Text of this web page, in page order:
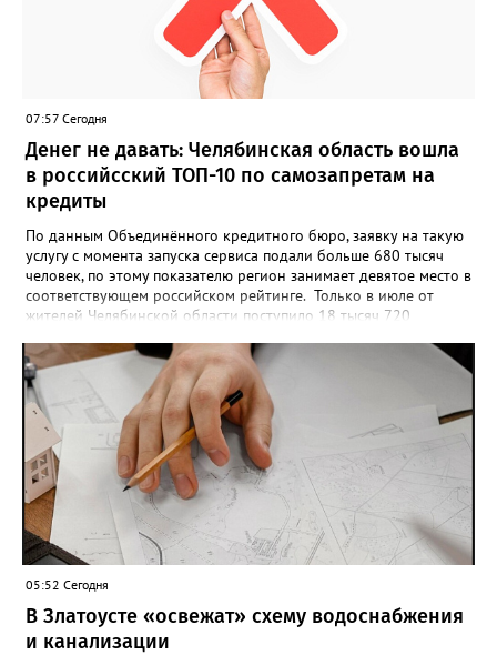
может быть семейной, а после модерации стать частью
визуального архива проекта. 20 участников обещают
пригласить на итоговую фотосессию в Москве. Персональную
«Карту улыбок», которую можно скачать, сохранить и
опубликовать в социальных сетях, отмечают в оргкомитете,
получат все, кто улыбнулся.
07:57 Сегодня
Денег не давать: Челябинская область вошла
в российсский ТОП-10 по самозапретам на
кредиты
По данным Объединённого кредитного бюро, заявку на такую
услугу с момента запуска сервиса подали больше 680 тысяч
человек, по этому показателю регион занимает девятое место в
соответствующем российском рейтинге. Только в июле от
жителей Челябинской области поступило 18 тысяч 720
снятие. В целом не давать им взаймы сегодня просят 543 с
лишним тысячи человек. Почти 89 тысяч за это время решили
запрет отозвать. При этом, утверждают аналитики бюро,
примерно каждый пятый из тех, кто установил самозапрет,
никогда кредиты не брал, столько же погасили долги недавно,
а больше половины имеют долговые обязательства сейчас.
05:52 Сегодня
В Златоусте «освежат» схему водоснабжения
и канализации